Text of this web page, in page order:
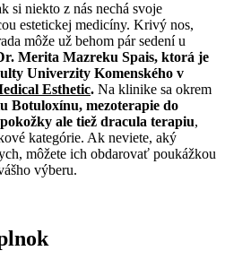
si niekto z nás nechá svoje
estetickej medicíny. Krivý nos,
môže už behom pár sedení u
Merita Mazreku Spais, ktorá je
Univerzity Komenského v
Esthetic. Na klinike sa okrem
Botuloxínu, mezoterapie do
ale tiež dracula terapiu,
kategórie. Ak neviete, aký
môžete ich obdarovať poukážkou
výberu.